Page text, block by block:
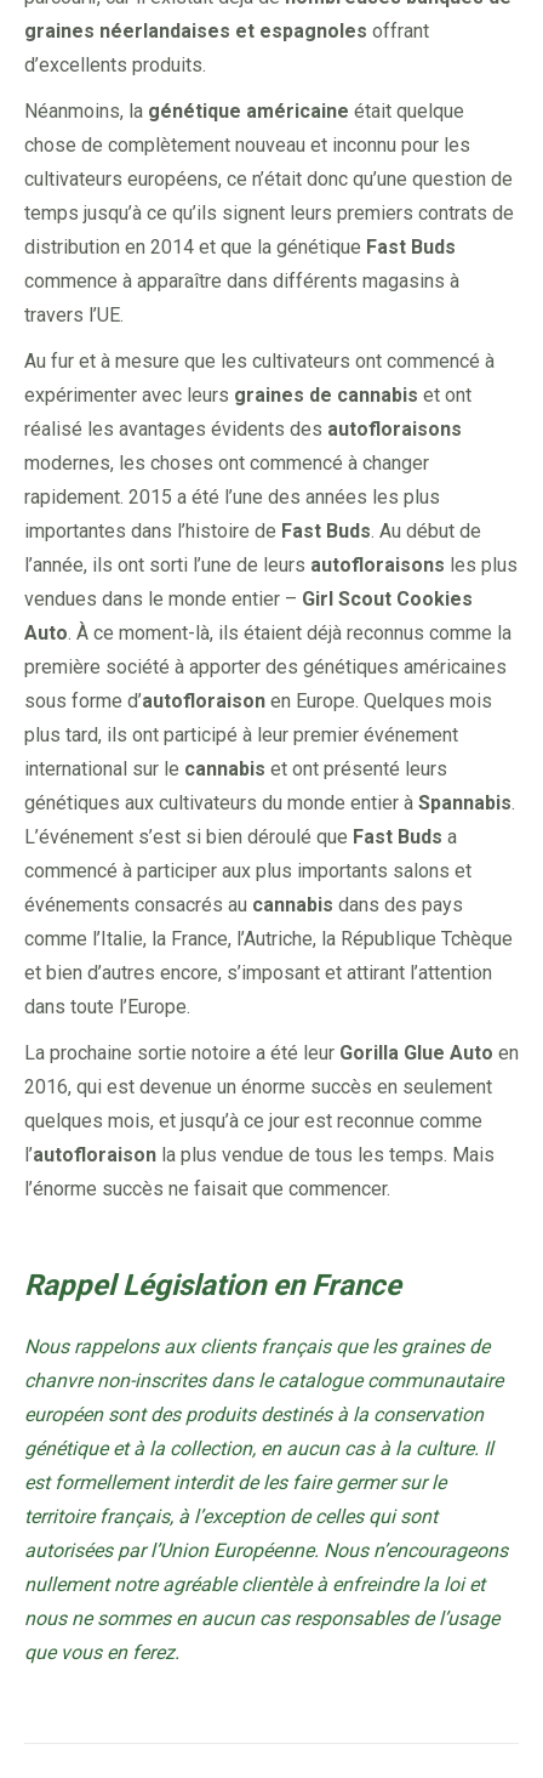
graines néerlandaises et espagnoles offrant
d’excellents produits.
Néanmoins, la génétique américaine était quelque
chose de complètement nouveau et inconnu pour les
cultivateurs européens, ce n’était donc qu’une question de
temps jusqu’à ce qu’ils signent leurs premiers contrats de
distribution en 2014 et que la génétique Fast Buds
commence à apparaître dans différents magasins à
travers l’UE.
Au fur et à mesure que les cultivateurs ont commencé à
expérimenter avec leurs graines de cannabis et ont
réalisé les avantages évidents des autofloraisons
modernes, les choses ont commencé à changer
rapidement. 2015 a été l’une des années les plus
importantes dans l’histoire de Fast Buds. Au début de
l’année, ils ont sorti l’une de leurs autofloraisons les plus
vendues dans le monde entier – Girl Scout Cookies
Auto. À ce moment-là, ils étaient déjà reconnus comme la
première société à apporter des génétiques américaines
sous forme d’autofloraison en Europe. Quelques mois
plus tard, ils ont participé à leur premier événement
international sur le cannabis et ont présenté leurs
génétiques aux cultivateurs du monde entier à Spannabis.
L’événement s’est si bien déroulé que Fast Buds a
commencé à participer aux plus importants salons et
événements consacrés au cannabis dans des pays
comme l’Italie, la France, l’Autriche, la République Tchèque
et bien d’autres encore, s’imposant et attirant l’attention
dans toute l’Europe.
La prochaine sortie notoire a été leur Gorilla Glue Auto en
2016, qui est devenue un énorme succès en seulement
quelques mois, et jusqu’à ce jour est reconnue comme
l’autofloraison la plus vendue de tous les temps. Mais
l’énorme succès ne faisait que commencer.
Rappel Législation en France
Nous rappelons aux clients français que les graines de
chanvre non-inscrites dans le catalogue communautaire
européen sont des produits destinés à la conservation
génétique et à la collection, en aucun cas à la culture. Il
est formellement interdit de les faire germer sur le
territoire français, à l’exception de celles qui sont
autorisées par l’Union Européenne. Nous n’encourageons
nullement notre agréable clientèle à enfreindre la loi et
nous ne sommes en aucun cas responsables de l’usage
que vous en ferez.